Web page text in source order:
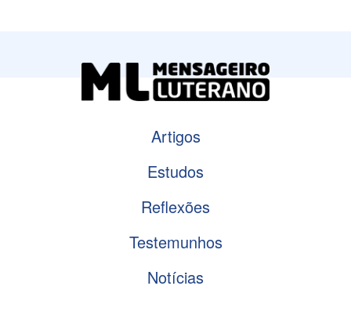
Artigos
Estudos
Reflexões
Testemunhos
Notícias